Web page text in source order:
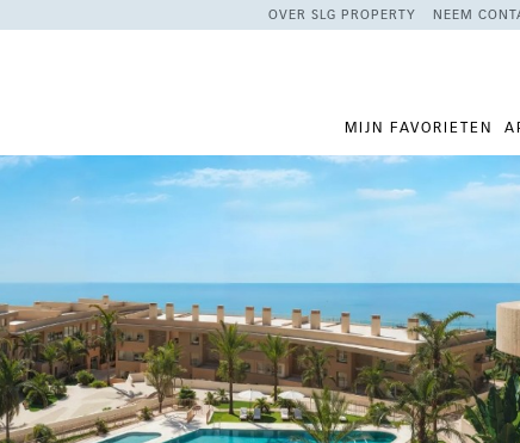
OVER SLG PROPERTY NEEM
MIJN FAVORIETEN